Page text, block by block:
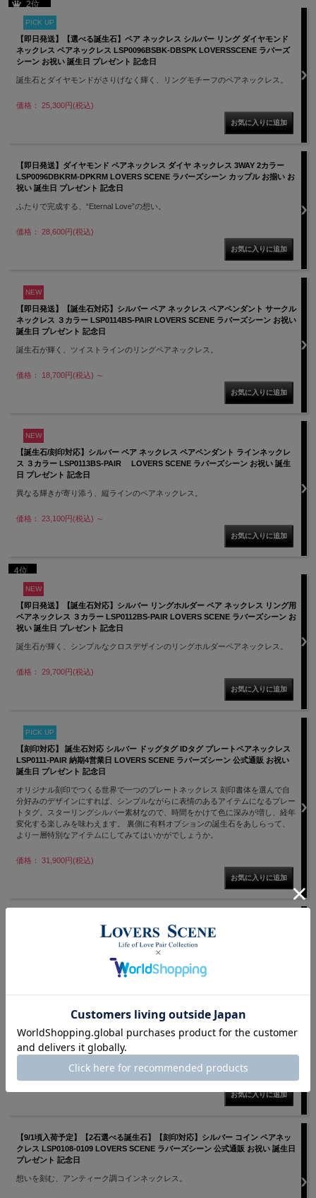
2位
PICK UP
【即日発送】【選べる誕生石】ペア ネックレス シルバー リング ダイヤモンド
ネックレス ペアネックレス LSP0096BSBK-DBSPK LOVERSSCENE ラバーズ
シーン お祝い 誕生日 プレゼント 記念日
誕生石とダイヤモンドがさりげなく輝く、リングモチーフのペアネックレス。
価格： 25,300円(税込)
【即日発送】ダイヤモンド ペアネックレス ダイヤ ネックレス 3WAY 2カラー
LSP0096DBKRM-DPKRM LOVERS SCENE ラバーズシーン カップル お揃い お
祝い 誕生日 プレゼント 記念日
ふたりで完成する、“Eternal Love”の想い。
価格： 28,600円(税込)
NEW
【即日発送】【誕生石対応】シルバー ペア ネックレス ペアペンダント サークル
ネックレス ３カラー LSP0114BS-PAIR LOVERS SCENE ラバーズシーン お祝い
誕生日 プレゼント 記念日
誕生石が輝く、ツイストラインのリングペアネックレス。
価格： 18,700円(税込) ～
NEW
【誕生石/刻印対応】シルバー ペア ネックレス ペアペンダント ラインネックレ
ス ３カラー LSP0113BS-PAIR LOVERS SCENE ラバーズシーン お祝い 誕生
日 プレゼント 記念日
異なる輝きが寄り添う、縦ラインのペアネックレス。
価格： 23,100円(税込) ～
4位
NEW
【即日発送】【誕生石対応】シルバー リングホルダー ペア ネックレス リング用
ペアネックレス ３カラー LSP0112BS-PAIR LOVERS SCENE ラバーズシーン お
祝い 誕生日 プレゼント 記念日
誕生石が輝く、シンプルなクロスデザインのリングホルダーペアネックレス。
価格： 29,700円(税込)
PICK UP
【刻印対応】 誕生石対応 シルバー ドッグタグ IDタグ プレートペアネックレス
LSP0111-PAIR 納期4営業日 LOVERS SCENE ラバーズシーン 公式通販 お祝い
誕生日 プレゼント 記念日
オリジナル刻印でつくる世界で一つのプレートネックレス 刻印書体を選んで自
分好みのデザインにすれば、シンプルながらに表情のあるアイテムになるプレー
トタグ。スターリングシルバー素材なので、時間をかけて色に深みが増し、経年
変化する楽しみを味わえます。 裏側に有料オプションの誕生石をあしらって、
より一層特別なアイテムにしてみてはいかがでしょうか。
価格： 31,900円(税込)
用ペアネックレス ３カラー LSP0110BS-PAIR LOVERS SCENE ラバーズシーン
お祝い 誕生日 プレゼント 記念日
誕生石と刻印が入れられるセミオーダーリングホルダーペアネックレス。3カラ
ーからお好みのカラーを選べます。幅約6mmまでのリングと組み合わせ可能で
イリーに着けやすいデザインを追求しました。
オリジナルの刻印を入れれば更に特別感もアップ。
リングホルダーはもちろん、単体でネックレスとしてお使いいただくのもおすす
めです。
価格： 29,700円(税込)
【9/1頃入荷予定】【2石選べる誕生石】【刻印対応】シルバー コイン ペアネッ
クレス LSP0108-0109 LOVERS SCENE ラバーズシーン 公式通販 お祝い 誕生日
プレゼント 記念日
想いを刻む、アンティーク調コインネックレス。